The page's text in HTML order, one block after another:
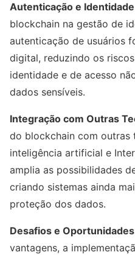
Autenticação e
blockchain na gestão de
autenticação de usuários
digital, reduzindo os
identidade e de acesso
dados sensíveis.
Integração com Outras
do blockchain com outras
inteligência artificial e
amplia as possibilidades
criando sistemas ainda
proteção dos dados.
Desafios e
vantagens, a